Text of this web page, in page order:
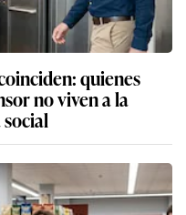
quienes
no viven a la